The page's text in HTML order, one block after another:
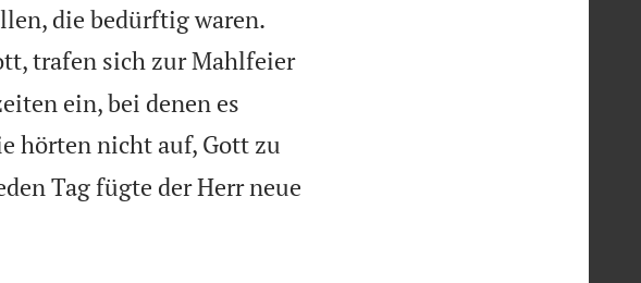
die bedürftig waren.
trafen sich zur Mahlfeier
ein, bei denen es
hörten nicht auf, Gott zu
Tag fügte der Herr neue